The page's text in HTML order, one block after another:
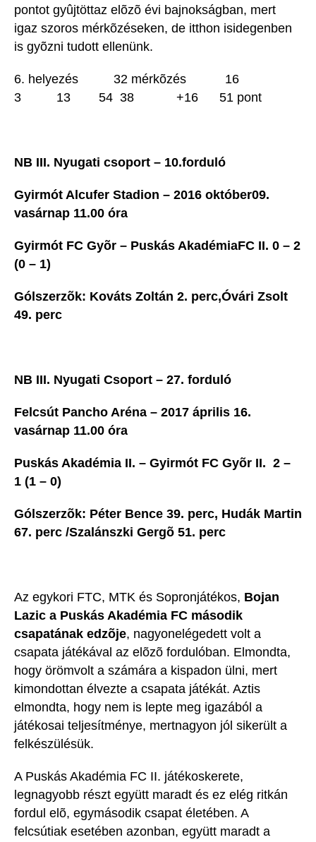
pontot gyûjtöttaz elõzõ évi bajnokságban, mert
igaz szoros mérkõzéseken, de itthon isidegenben
is gyõzni tudott ellenünk.
6. helyezés 32 mérkõzés 16
3 13 54  38 +16 51 pont
NB III. Nyugati csoport – 10.forduló
Gyirmót Alcufer Stadion – 2016 október09.
vasárnap 11.00 óra
Gyirmót FC Gyõr – Puskás AkadémiaFC II. 0 – 2
(0 – 1)
Gólszerzõk: Kováts Zoltán 2. perc,Óvári Zsolt
49. perc
NB III. Nyugati Csoport – 27. forduló
Felcsút Pancho Aréna – 2017 április 16.
vasárnap 11.00 óra
Puskás Akadémia II. – Gyirmót FC Gyõr II. 2 –
1 (1 – 0)
Gólszerzõk: Péter Bence 39. perc, Hudák Martin
67. perc /Szalánszki Gergõ 51. perc
Az egykori FTC, MTK és Sopronjátékos, Bojan
Lazic a Puskás Akadémia FC második
csapatának edzõje, nagyonelégedett volt a
csapata játékával az elõzõ fordulóban. Elmondta,
hogy örömvolt a számára a kispadon ülni, mert
kimondottan élvezte a csapata játékát. Aztis
elmondta, hogy nem is lepte meg igazából a
játékosai teljesítménye, mertnagyon jól sikerült a
felkészülésük.
A Puskás Akadémia FC II. játékoskerete,
legnagyobb részt együtt maradt és ez elég ritkán
fordul elõ, egymásodik csapat életében. A
felcsútiak esetében azonban, együtt maradt a